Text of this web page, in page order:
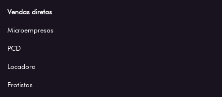
Vendas diretas
Microempresas
PCD
Locadora
Frotistas